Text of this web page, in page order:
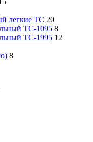
легкие ТС 20
TC-1095 8
TC-1995 12
8